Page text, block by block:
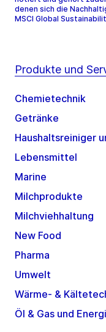
denen sich die
MSCI Global
Produkte und
Chemietechnik
Getränke
Haushaltsreiniger
Lebensmittel
Marine
Milchprodukte
Milchviehhaltung
New Food
Pharma
Umwelt
Wärme- &
Öl & Gas und